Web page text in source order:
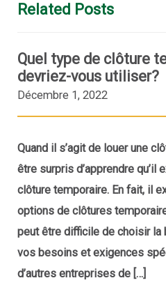
Related Posts
Quel type de clôture
devriez-vous utiliser?
Décembre 1, 2022
Quand il s’agit de louer une
être surpris d’apprendre qu’il
clôture temporaire. En fait, il
options de clôtures
peut être difficile de choisir la
vos besoins et exigences
d’autres entreprises de […]